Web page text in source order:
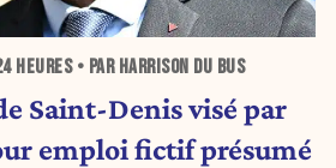
HEURES• PAR HARRISON DU BUS
Saint-Denis visé par
emploi fictif présumé